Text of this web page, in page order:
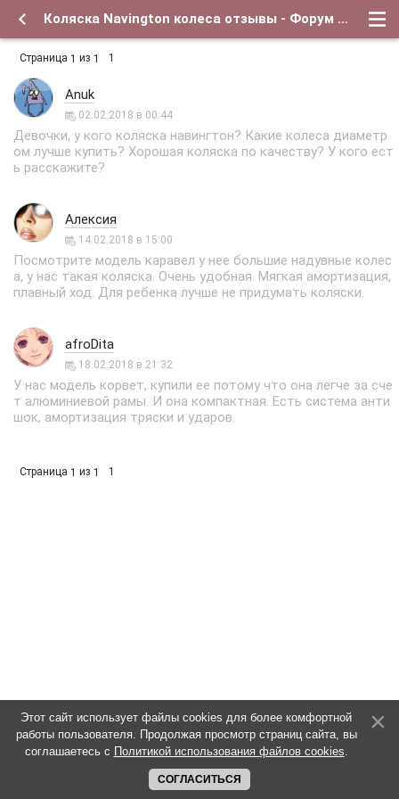
Коляска Navington колеса отзывы - Форум о детях и для их родителей
Страница 1 из 1 1
Anuk
02.02.2018 в 00:44
Девочки, у кого коляска навингтон? Какие колеса диаметр
ом лучше купить? Хорошая коляска по качеству? У кого ест
ь расскажите?
Алексия
14.02.2018 в 15:00
Посмотрите модель каравел у нее большие надувные колес
а, у нас такая коляска. Очень удобная. Мягкая амортизация,
плавный ход. Для ребенка лучше не придумать коляски.
afroDita
18.02.2018 в 21:32
У нас модель корвет, купили ее потому что она легче за сче
т алюминиевой рамы. И она компактная. Есть система анти
шок, амортизация тряски и ударов.
Страница 1 из 1 1
Этот сайт использует файлы cookies для более комфортной
работы пользователя. Продолжая просмотр страниц сайта, вы
соглашаетесь с Политикой использования файлов cookies.
СОГЛАСИТЬСЯ